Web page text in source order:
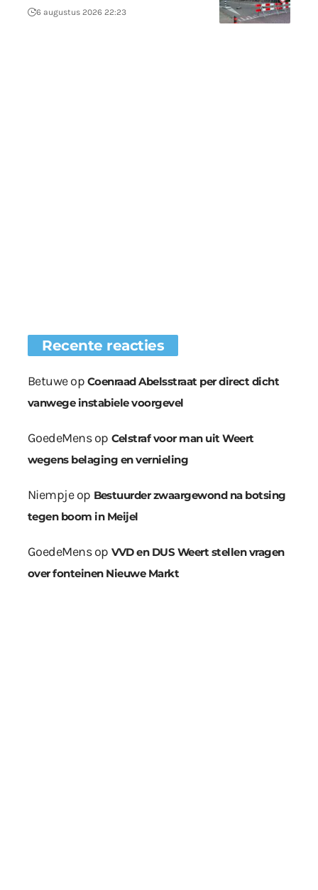
6 augustus 2026 22:23
Recente reacties
Betuweop Coenraad Abelsstraat per direct dicht
vanwege instabiele voorgevel
GoedeMensop Celstraf voor man uit Weert
wegens belaging en vernieling
Niempjeop Bestuurder zwaargewond na botsing
tegen boom in Meijel
GoedeMensop VVD en DUS Weert stellen vragen
over fonteinen Nieuwe Markt